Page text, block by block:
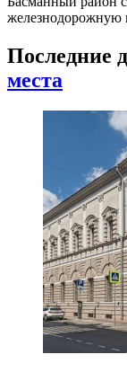
железнодорожную
Последние
места